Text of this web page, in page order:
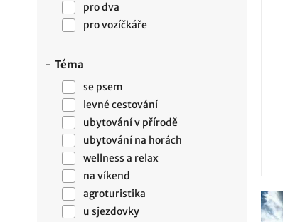
pro dva
pro vozíčkáře
Téma
se psem
levné cestování
ubytování v přírodě
ubytování na horách
wellness a relax
na víkend
agroturistika
u sjezdovky